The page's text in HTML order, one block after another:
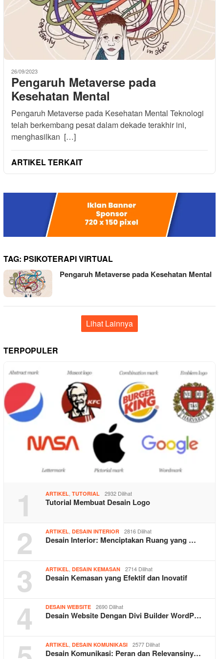
26/09/2023
Pengaruh Metaverse pada
Kesehatan Mental
Pengaruh Metaverse pada Kesehatan Mental Teknologi
telah berkembang pesat dalam dekade terakhir ini,
menghasilkan […]
ARTIKEL TERKAIT
TAG: PSIKOTERAPI VIRTUAL
Pengaruh Metaverse pada Kesehatan Mental
Lihat Lainnya
TERPOPULER
1 ARTIKEL TUTORIAL 2932 Dilihat
Tutorial Membuat Desain Logo
2 ARTIKEL DESAIN INTERIOR 2816 Dilihat
Desain Interior: Menciptakan Ruang yang …
3 ARTIKEL DESAIN KEMASAN 2714 Dilihat
Desain Kemasan yang Efektif dan Inovatif
4 DESAIN WEBSITE 2690 Dilihat
Desain Website Dengan Divi Builder WordP…
ARTIKEL DESAIN KOMUNIKASI 2577 Dilihat
Desain Komunikasi: Peran dan Relevansiny…